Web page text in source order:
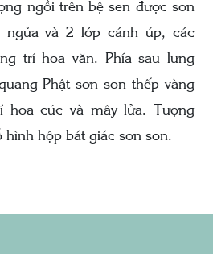
ngồi trên bệ sen được sơn
và 2 lớp cánh úp, các
trí hoa văn. Phía sau lưng
Phật sơn son thếp vàng
hoa cúc và mây lửa. Tượng
hình hộp bát giác sơn son.